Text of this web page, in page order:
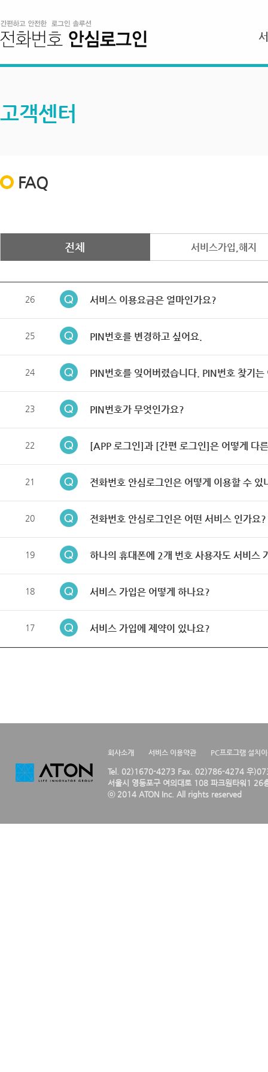
고객센터
FAQ
전체 서비스가입,해지
26 서비스 이용요금은 얼마인가요?
25 PIN번호를 변경하고 싶어요.
24 PIN번호를 잊어버렸습니다. PIN번호 찾기는
23 PIN번호가 무엇인가요?
22 [APP 로그인]과 [간편 로그인]은 어떻게 다
21 전화번호 안심로그인은 어떻게 이용할 수 있
20 전화번호 안심로그인은 어떤 서비스 인가요?
19 하나의 휴대폰에 2개 번호 사용자도 서비스
18 서비스 가입은 어떻게 하나요?
17 서비스 가입에 제약이 있나요?
회사소개 서비스 이용약관 PC프로그램 설치
Tel. 02)1670-4273 Fax. 02)786-4274 우
서울시 영등포구 여의대로 108 파크원타워1 26
ⓒ 2014 ATON Inc. All rights reserved